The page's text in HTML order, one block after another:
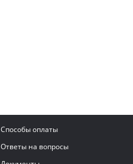
Способы оплаты
Ответы на вопросы